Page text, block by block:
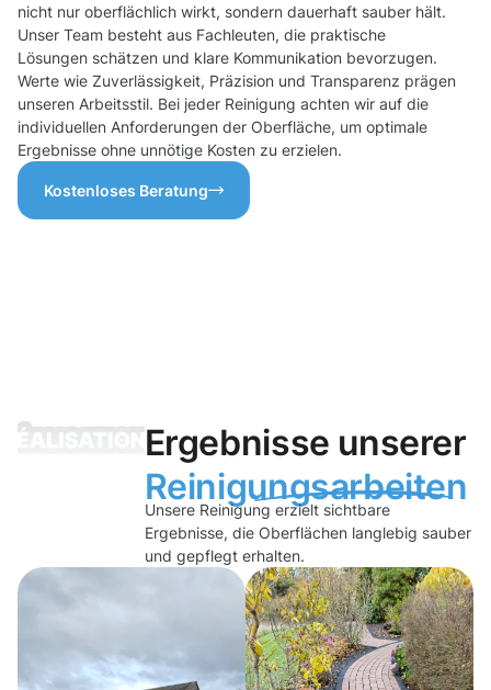
nicht nur oberflächlich wirkt, sondern dauerhaft sauber hält.
Unser Team besteht aus Fachleuten, die praktische
Lösungen schätzen und klare Kommunikation bevorzugen.
Werte wie Zuverlässigkeit, Präzision und Transparenz prägen
unseren Arbeitsstil. Bei jeder Reinigung achten wir auf die
individuellen Anforderungen der Oberfläche, um optimale
Ergebnisse ohne unnötige Kosten zu erzielen.
Kostenloses Beratung
Ergebnisse unserer
Reinigungsarbeiten
Unsere Reinigung erzielt sichtbare
Ergebnisse, die Oberflächen langlebig sauber
und gepflegt erhalten.